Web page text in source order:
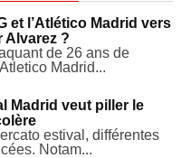
et l’Atlético Madrid vers
Alvarez ?
de 26 ans de
Madrid...
Madrid veut piller le
estival, différentes
Notam...